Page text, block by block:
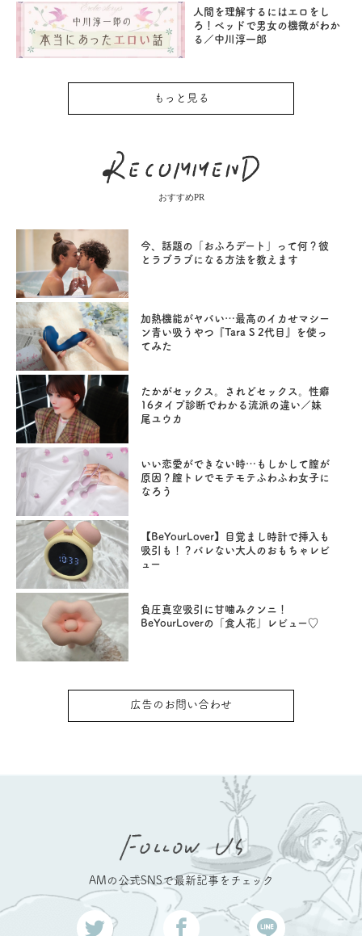
人間を理解するにはエロをし
ろ！ベッドで男女の機微がわか
る／中川淳一郎
もっと見る
おすすめPR
今、話題の「おふろデート」って何？彼
とラブラブになる方法を教えます
加熱機能がヤバい…最高のイカせマシー
ン青い吸うやつ『Tara S 2代目』を使っ
てみた
たかがセックス。されどセックス。性癖
16タイプ診断でわかる流派の違い／妹
尾ユウカ
いい恋愛ができない時…もしかして膣が
原因？膣トレでモテモテふわふわ女子に
なろう
【BeYourLover】目覚まし時計で挿入も
吸引も！？バレない大人のおもちゃレビ
ュー
負圧真空吸引に甘噛みクンニ！
BeYourLoverの「食人花」レビュー♡
広告のお問い合わせ
AMの公式SNSで最新記事をチェック